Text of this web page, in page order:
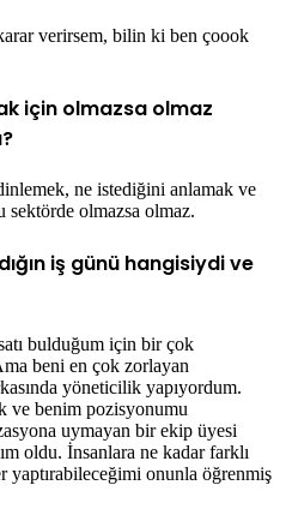
verirsem, bilin ki ben çoook
için olmazsa olmaz
ne istediğini anlamak ve
sektörde olmazsa olmaz.
iş günü hangisiydi ve
bulduğum için bir çok
beni en çok zorlayan
yöneticilik yapıyordum.
ve benim pozisyonumu
uymayan bir ekip üyesi
oldu. İnsanlara ne kadar farklı
yaptırabileceğimi onunla öğrenmiş